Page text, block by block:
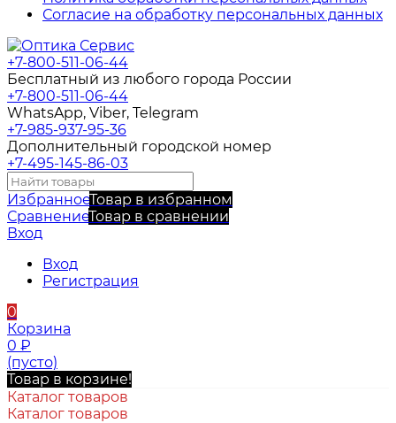
Согласие на обработку персональных данных
+7-800-511-06-44
Бесплатный из любого города России
+7-800-511-06-44
WhatsApp, Viber, Telegram
+7-985-937-95-36
Дополнительный городской номер
+7-495-145-86-03
ИзбранноеТовар в избранном
СравнениеТовар в сравнении
Вход
Вход
Регистрация
0
Корзина
0 ₽
(пусто)
Товар в корзине!
Каталог товаров
Каталог товаров